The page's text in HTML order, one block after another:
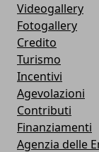
Videogallery
Fotogallery
Credito
Turismo
Incentivi
Agevolazioni
Contributi
Finanziamenti
Agenzia delle